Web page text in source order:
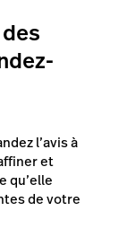
l’avis à
et
qu’elle
de votre